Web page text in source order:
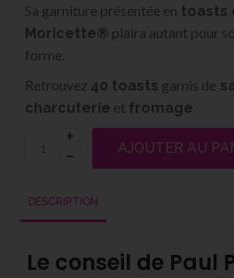
Sa garniture présentée en toasts
Moricette® plaira autant pour
forme.
Retrouvez 40 toasts garnis de
charcuterie et fromage.
AJOUTER AU
DESCRIPTION
Le conseil de Paul